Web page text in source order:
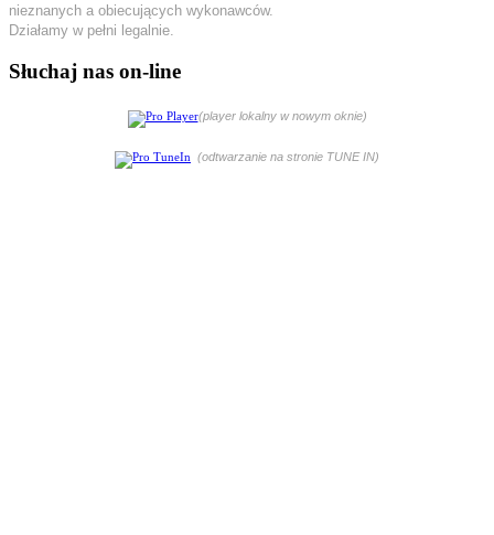
nieznanych a obiecujących wykonawców.
Działamy w pełni legalnie.
Słuchaj nas on-line
(player lokalny w nowym oknie)
(odtwarzanie na stronie TUNE IN)